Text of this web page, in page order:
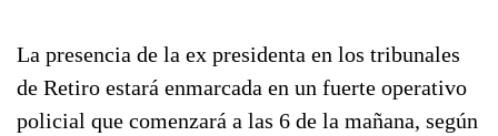
La presencia de la ex presidenta en los tribunales
de Retiro estará enmarcada en un fuerte operativo
policial que comenzará a las 6 de la mañana, según